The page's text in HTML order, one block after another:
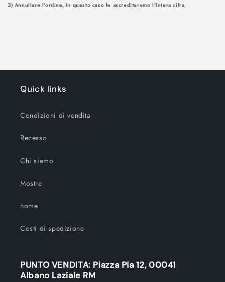
3) Annullare l’ordine, in questo caso le accrediteremo l'intera cifra,
Quick links
Condizioni di vendita
Recesso
Chi siamo
Mostre
home
Costi di spedizione
PUNTO VENDITA: Piazza Pia 12, 00041
Albano Laziale RM